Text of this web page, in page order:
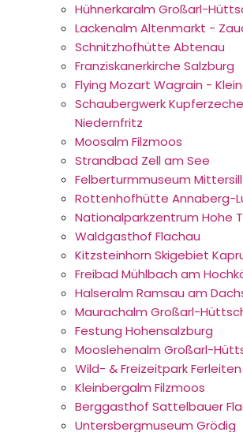
Hühnerkaralm Großarl-
Lackenalm Altenmarkt -
Schnitzhofhütte Abtenau
Franziskanerkirche Salzburg
Flying Mozart Wagrain -
Schaubergwerk
Niedernfritz
Moosalm Filzmoos
Strandbad Zell am See
Felberturmmuseum Mittersill
Rottenhofhütte Annaberg-
Nationalparkzentrum Hohe
Waldgasthof Flachau
Kitzsteinhorn Skigebiet
Freibad Mühlbach am
Halseralm Ramsau am
Maurachalm Großarl-
Festung Hohensalzburg
Mooslehenalm Großarl-
Wild- & Freizeitpark Ferleiten
Kleinbergalm Filzmoos
Berggasthof Sattelbauer
Untersbergmuseum Grödig